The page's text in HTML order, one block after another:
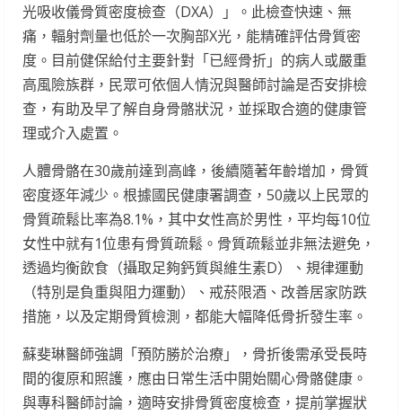
光吸收儀骨質密度檢查（DXA）」。此檢查快速、無
痛，輻射劑量也低於一次胸部X光，能精確評估骨質密
度。目前健保給付主要針對「已經骨折」的病人或嚴重
高風險族群，民眾可依個人情況與醫師討論是否安排檢
查，有助及早了解自身骨骼狀況，並採取合適的健康管
理或介入處置。
人體骨骼在30歲前達到高峰，後續隨著年齡增加，骨質
密度逐年減少。根據國民健康署調查，50歲以上民眾的
骨質疏鬆比率為8.1%，其中女性高於男性，平均每10位
女性中就有1位患有骨質疏鬆。骨質疏鬆並非無法避免，
透過均衡飲食（攝取足夠鈣質與維生素D）、規律運動
（特別是負重與阻力運動）、戒菸限酒、改善居家防跌
措施，以及定期骨質檢測，都能大幅降低骨折發生率。
蘇斐琳醫師強調「預防勝於治療」，骨折後需承受長時
間的復原和照護，應由日常生活中開始關心骨骼健康。
與專科醫師討論，適時安排骨質密度檢查，提前掌握狀